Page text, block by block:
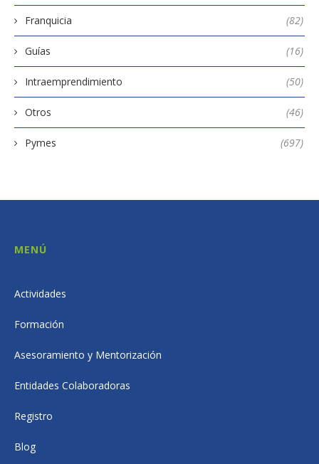
Franquicia (82)
Guías (16)
Intraemprendimiento (50)
Otros (46)
Pymes (697)
MENÚ
Actividades
Formación
Asesoramiento y Mentorización
Entidades Colaboradoras
Registro
Blog